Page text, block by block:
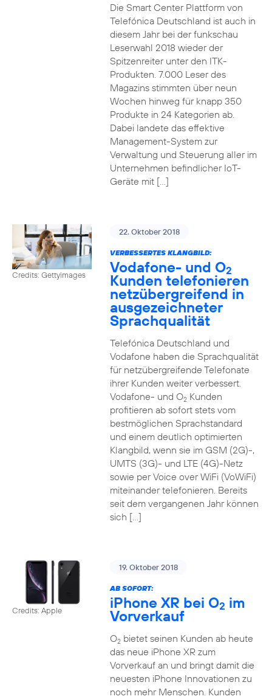
Die Smart Center Plattform von
Telefónica Deutschland ist auch in
diesem Jahr bei der funkschau
Leserwahl 2018 wieder der
Spitzenreiter unter den ITK-
Produkten. 7.000 Leser des
Magazins stimmten über neun
Wochen hinweg für knapp 350
Produkte in 24 Kategorien ab.
Dabei landete das effektive
Management-System zur
Verwaltung und Steuerung aller im
Unternehmen befindlicher IoT-
Geräte mit […]
Credits: Gettyimages
22. Oktober 2018
VERBESSERTES KLANGBILD:
Vodafone- und O2
Kunden telefonieren
netzübergreifend in
ausgezeichneter
Sprachqualität
Telefónica Deutschland und
Vodafone haben die Sprachqualität
für netzübergreifende Telefonate
ihrer Kunden weiter verbessert.
Vodafone- und O2Kunden
profitieren ab sofort stets vom
bestmöglichen Sprachstandard
und einem deutlich optimierten
Klangbild, wenn sie im GSM (2G)-,
UMTS (3G)- und LTE (4G)-Netz
sowie per Voice over WiFi (VoWiFi)
miteinander telefonieren. Bereits
seit dem vergangenen Jahr können
sich […]
Credits: Apple
19. Oktober 2018
AB SOFORT:
iPhone XR bei O2 im
Vorverkauf
O2bietet seinen Kunden ab heute
das neue iPhone XR zum
Vorverkauf an und bringt damit die
neuesten iPhone Innovationen zu
noch mehr Menschen. Kunden